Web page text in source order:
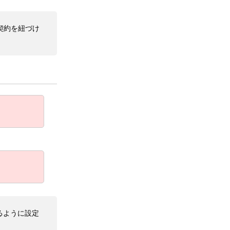
約を紐づけ
うに設定